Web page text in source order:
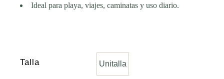
Ideal para playa, viajes, caminatas y uso diario.
Talla Unitalla